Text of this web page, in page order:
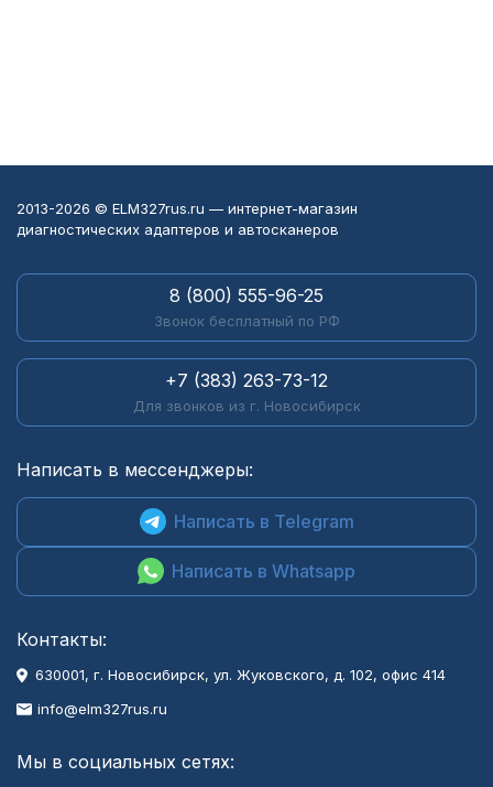
2013-2026 © ELM327rus.ru — интернет-магазин
диагностических адаптеров и автосканеров
8 (800) 555-96-25
Звонок бесплатный по РФ
+7 (383) 263-73-12
Для звонков из г. Новосибирск
Написать в мессенджеры:
Написать в Telegram
Написать в Whatsapp
Контакты:
630001, г. Новосибирск, ул. Жуковского, д. 102, офис 414
info@elm327rus.ru
Мы в социальных сетях: